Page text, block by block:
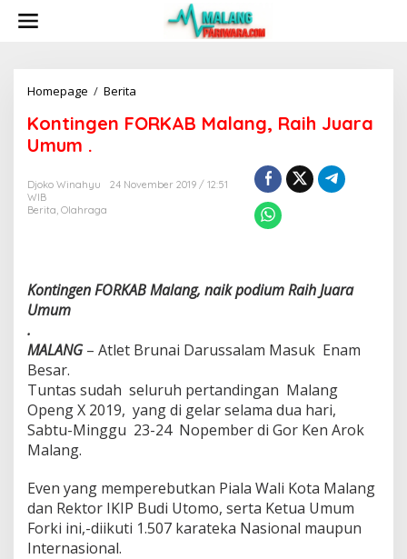
Homepage / Berita
n
g
K
a
a
g
,
i
h
J
u
Kontingen FORKAB Malang, Raih Juara
Umum .
Djoko Winahyu
24 November 2019 / 12:51
WIB
Berita, Olahraga
Kontingen FORKAB Malang, naik podium Raih Juara
Umum
.
MALANG– Atlet Brunai Darussalam Masuk Enam
Besar.
Tuntas sudah seluruh pertandingan Malang
Openg X 2019, yang di gelar selama dua hari,
Sabtu-Minggu 23-24 Nopember di Gor Ken Arok
Malang.
Even yang memperebutkan Piala Wali Kota Malang
dan Rektor IKIP Budi Utomo, serta Ketua Umum
Forki ini,-diikuti 1.507 karateka Nasional maupun
Internasional.